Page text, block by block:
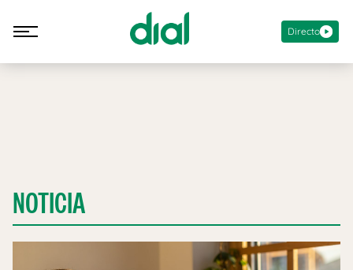
Directo
NOTICIA